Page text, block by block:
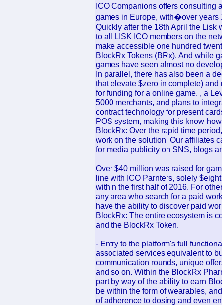
ICO Companions offers consulting
games in Europe, with�over years
Quickly after the 18th April the Lisk
to all LISK ICO members on the
make accessible one hundred
BlockRx Tokens (BRx). And while
games have seen almost no
In parallel, there has also been a
that elevate $zero in complete)
for funding for a online game. , a
5000 merchants, and plans to
contract technology for present
POS system, making this know-
BlockRx: Over the rapid time
work on the solution. Our affiliates
for media publicity on SNS, blogs
Over $40 million was raised for
line with ICO Parnters, solely
within the first half of 2016. For
any area who search for a paid
have the ability to discover paid
BlockRx: The entire ecosystem is
and the BlockRx Token.
- Entry to the platform's full
associated services equivalent to
communication rounds, unique
and so on. Within the BlockRx
part by way of the ability to earn
be within the form of wearables,
of adherence to dosing and even